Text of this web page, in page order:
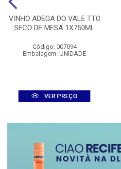
VINHO ADEGA DO VALE TTO
SECO DE MESA 1X750ML
Código: 007094
Embalagem: UNIDADE
VER PREÇO